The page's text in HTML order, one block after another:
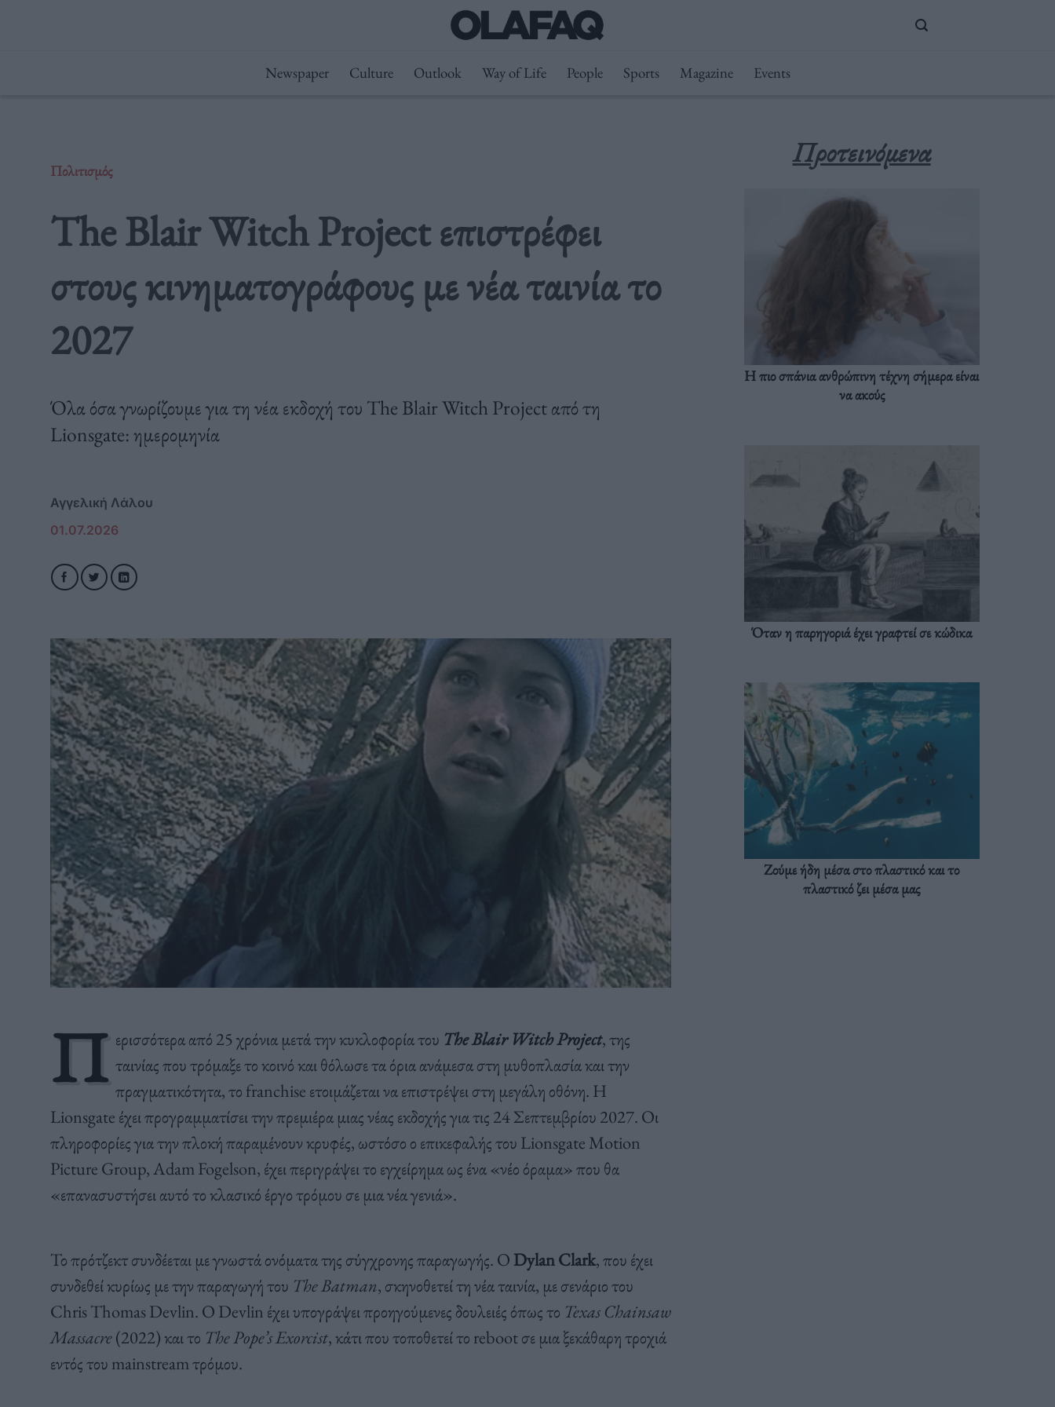
Newspaper Culture Outlook Way of Life People Sports Magazine Events
Πολιτισμός
The Blair Witch Project επιστρέφει
στους κινηματογράφους με νέα ταινία το
2027
Όλα όσα γνωρίζουμε για τη νέα εκδοχή του The Blair Witch Project από τη
Lionsgate: ημερομηνία
Αγγελική Λάλου
01.07.2026
Π ερισσότερα από 25 χρόνια μετά την κυκλοφορία του The Blair Witch Project, της
ταινίας που τρόμαξε το κοινό και θόλωσε τα όρια ανάμεσα στη μυθοπλασία και την
πραγματικότητα, το franchise ετοιμάζεται να επιστρέψει στη μεγάλη οθόνη. Η
Lionsgate έχει προγραμματίσει την πρεμιέρα μιας νέας εκδοχής για τις 24 Σεπτεμβρίου 2027. Οι
πληροφορίες για την πλοκή παραμένουν κρυφές, ωστόσο ο επικεφαλής του Lionsgate Motion
Picture Group, Adam Fogelson, έχει περιγράψει το εγχείρημα ως ένα «νέο όραμα» που θα
«επανασυστήσει αυτό το κλασικό έργο τρόμου σε μια νέα γενιά».
Το πρότζεκτ συνδέεται με γνωστά ονόματα της σύγχρονης παραγωγής. Ο Dylan Clark, που έχει
συνδεθεί κυρίως με την παραγωγή του The Batman, σκηνοθετεί τη νέα ταινία, με σενάριο του
Chris Thomas Devlin. Ο Devlin έχει υπογράψει προηγούμενες δουλειές όπως το Texas Chainsaw
Massacre(2022) και το The Pope’s Exorcist, κάτι που τοποθετεί το reboot σε μια ξεκάθαρη τροχιά
εντός του mainstream τρόμου.
Προτεινόμενα
Η πιο σπάνια ανθρώπινη τέχνη σήμερα είναι
να ακούς
Όταν η παρηγοριά έχει γραφτεί σε κώδικα
Ζούμε ήδη μέσα στο πλαστικό και το
πλαστικό ζει μέσα μας